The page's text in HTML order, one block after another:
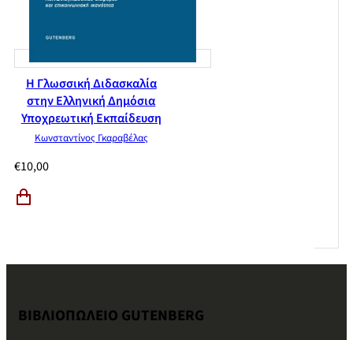
Η Γλωσσική Διδασκαλία
στην Ελληνική Δημόσια
Υποχρεωτική Εκπαίδευση
Κωνσταντίνος Γκαραβέλας
€10,00
ΒΙΒΛΙΟΠΩΛΕΙΟ GUTENBERG